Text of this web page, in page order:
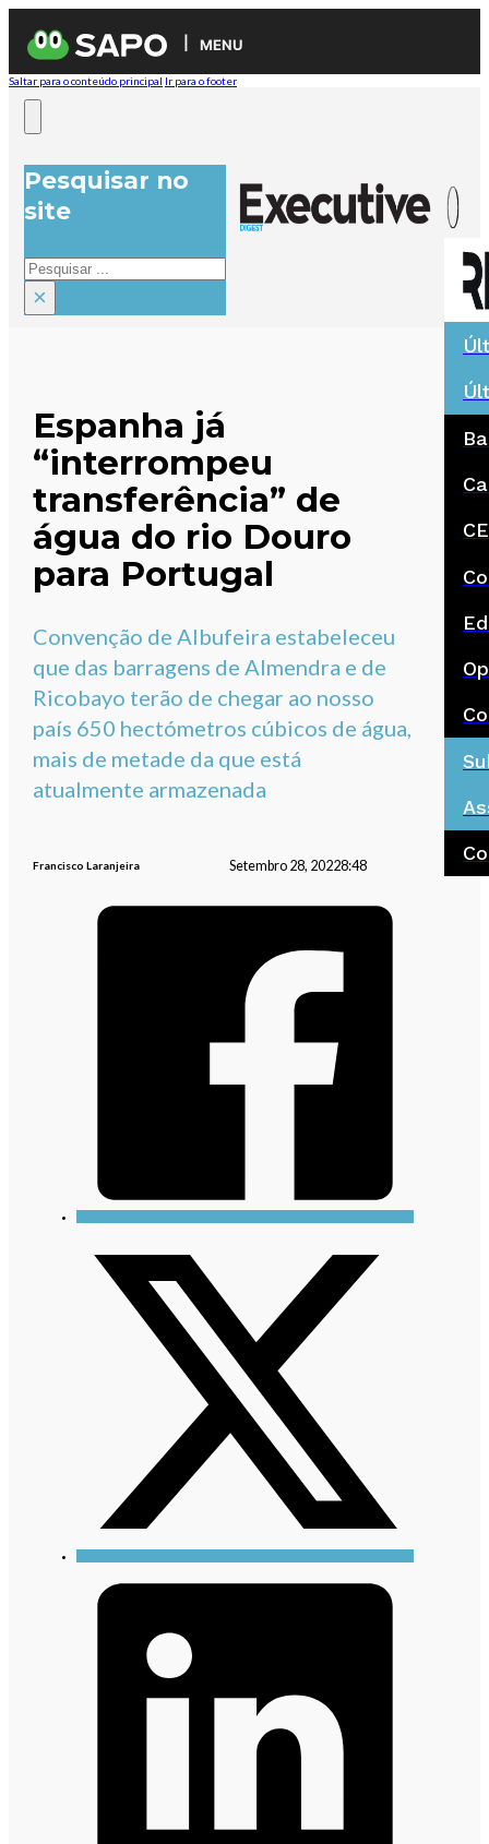
MENU
Saltar para o conteúdo principal Ir para o footer
Pesquisar no
site
Pesquisar
×
Espanha já
“interrompeu
transferência” de
água do rio Douro
para Portugal
Convenção de Albufeira estabeleceu
que das barragens de Almendra e de
Ricobayo terão de chegar ao nosso
país 650 hectómetros cúbicos de água,
mais de metade da que está
atualmente armazenada
Francisco Laranjeira Setembro 28, 20228:48